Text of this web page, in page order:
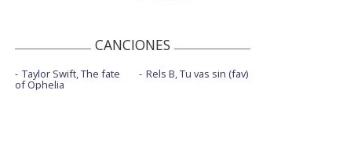
CANCIONES
Taylor Swift, The fate
of Ophelia
Rels B, Tu vas sin (fav)